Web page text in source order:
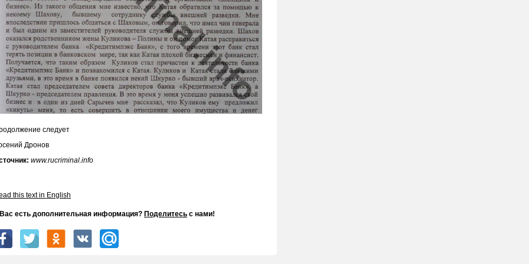
следует
Дронов
www.rucriminal.info
this text in English
есть дополнительная информация? Поделитесь с нами!